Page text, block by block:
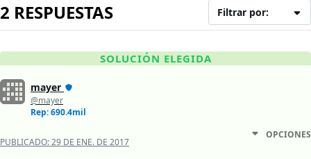
2 RESPUESTAS Filtrar por:
SOLUCIÓN ELEGIDA
mayer
@mayer
Rep: 690.4mil
PUBLICADO:29 DE ENE. DE 2017
OPCIONES